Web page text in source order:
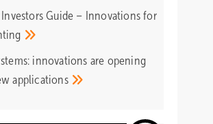
Investors Guide – Innovations for
innovations are opening
applications